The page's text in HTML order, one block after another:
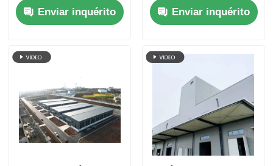
Enviar inquérito
personalizado
Enviar inquérito